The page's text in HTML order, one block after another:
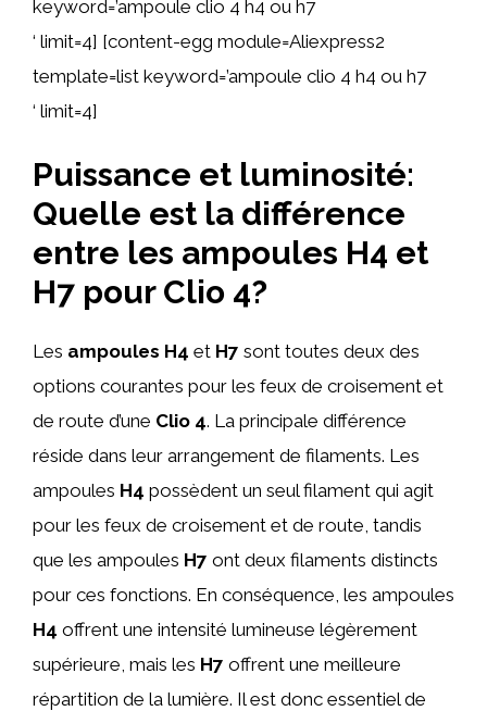
keyword=’ampoule clio 4 h4 ou h7
‘ limit=4] [content-egg module=Aliexpress2
template=list keyword=’ampoule clio 4 h4 ou h7
‘ limit=4]
Puissance et luminosité:
Quelle est la différence
entre les ampoules H4 et
H7 pour Clio 4?
Les ampoules H4 et H7 sont toutes deux des
options courantes pour les feux de croisement et
de route d’une Clio 4. La principale différence
réside dans leur arrangement de filaments. Les
ampoules H4 possèdent un seul filament qui agit
pour les feux de croisement et de route, tandis
que les ampoules H7 ont deux filaments distincts
pour ces fonctions. En conséquence, les ampoules
H4 offrent une intensité lumineuse légèrement
supérieure, mais les H7 offrent une meilleure
répartition de la lumière. Il est donc essentiel de